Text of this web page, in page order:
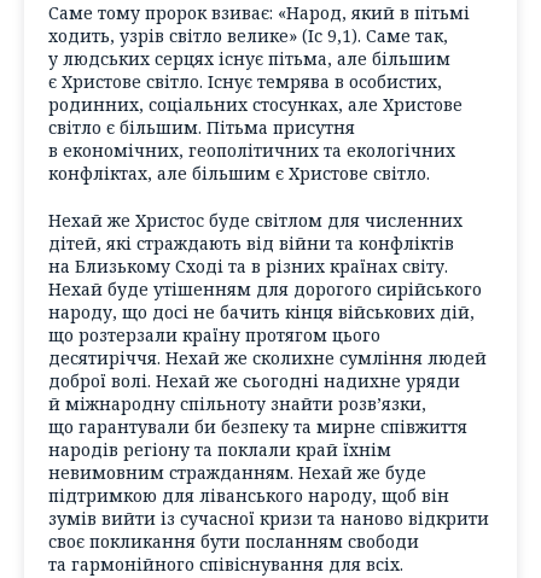
Саме тому пророк взиває: «Народ, який в пітьмі
ходить, узрів світло велике» (Іс 9,1). Саме так,
у людських серцях існує пітьма, але більшим
є Христове світло. Існує темрява в особистих,
родинних, соціальних стосунках, але Христове
світло є більшим. Пітьма присутня
в економічних, геополітичних та екологічних
конфліктах, але більшим є Христове світло.
Нехай же Христос буде світлом для численних
дітей, які страждають від війни та конфліктів
на Близькому Сході та в різних країнах світу.
Нехай буде утішенням для дорогого сирійського
народу, що досі не бачить кінця військових дій,
що розтерзали країну протягом цього
десятиріччя. Нехай же сколихне сумління людей
доброї волі. Нехай же сьогодні надихне уряди
й міжнародну спільноту знайти розв’язки,
що гарантували би безпеку та мирне співжиття
народів регіону та поклали край їхнім
невимовним стражданням. Нехай же буде
підтримкою для ліванського народу, щоб він
зумів вийти із сучасної кризи та наново відкрити
своє покликання бути посланням свободи
та гармонійного співіснування для всіх.